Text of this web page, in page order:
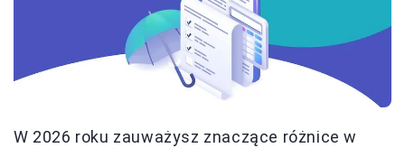
W 2026 roku zauważysz znaczące różnice w